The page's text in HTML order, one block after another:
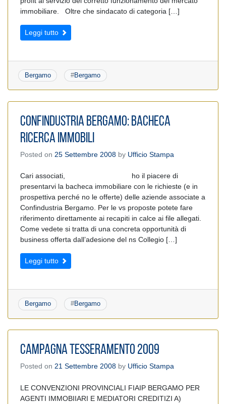
immobiliare. Oltre che sindacato di categoria […]
Leggi tutto
Bergamo #Bergamo
CONFINDUSTRIA BERGAMO: BACHECA
RICERCA IMMOBILI
Posted on 25 Settembre 2008 by Ufficio Stampa
Cari associati, ho il piacere di
presentarvi la bacheca immobiliare con le richieste (e in
prospettiva perché no le offerte) delle aziende associate a
Confindustria Bergamo. Per le vs proposte potete fare
riferimento direttamente ai recapiti in calce ai file allegati.
Come vedete si tratta di una concreta opportunità di
business offerta dall’adesione del ns Collegio […]
Leggi tutto
Bergamo #Bergamo
CAMPAGNA TESSERAMENTO 2009
Posted on 21 Settembre 2008 by Ufficio Stampa
LE CONVENZIONI PROVINCIALI FIAIP BERGAMO PER
AGENTI IMMOBIIARI E MEDIATORI CREDITIZI A)